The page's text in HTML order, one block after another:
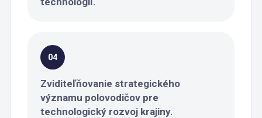
04
Zviditeľňovanie strategického
významu polovodičov pre
technologický rozvoj krajiny.